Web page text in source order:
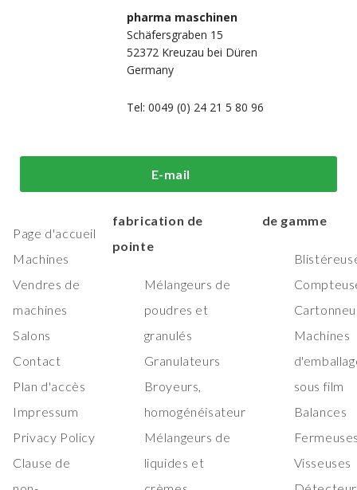
pharma maschinen
Schäfersgraben 15
52372 Kreuzau bei Düren
Germany
Tel: 0049 (0) 24 21 5 80 96
E-mail
Page d'accueil
Machines
Vendres de
machines
Salons
Contact
Plan d'accès
Impressum
Privacy Policy
Clause de
Machines de
traitement et de
fabrication de
pointe
Mélangeurs de
poudres et
granulés
Granulateurs
Broyeurs,
homogénéisateur
Mélangeurs de
liquides et
d'emballage
de gamme
Machines
sous film
Balances
Visseuses